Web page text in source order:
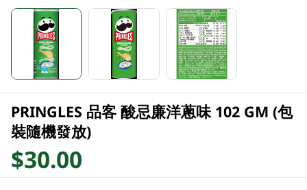
PRINGLES 品客 酸忌廉洋蔥味 102 GM (包
裝隨機發放)
$30.00